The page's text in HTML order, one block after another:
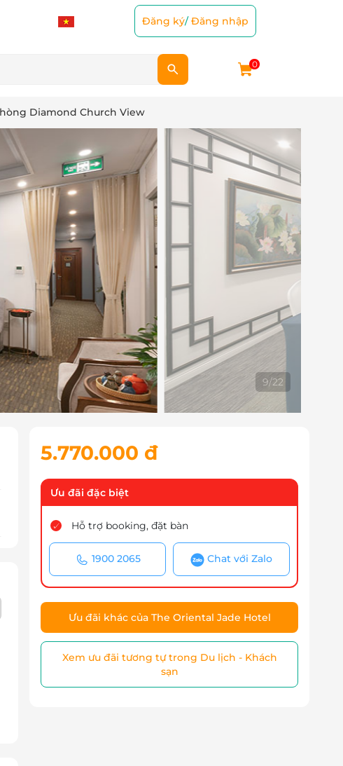
Đăng ký/Đăng nhập
0
Diamond Church View
10/22
5.770.000 đ
Ưu đãi đặc biệt
Hỗ trợ booking, đặt bàn
1900 2065 Chat với Zalo
Ưu đãi khác của The Oriental Jade Hotel
Xem ưu đãi tương tự trong Du lịch - Khách
sạn